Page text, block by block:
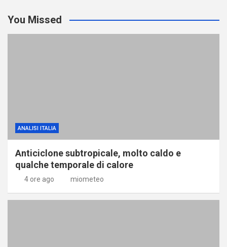
You Missed
ANALISI ITALIA
Anticiclone subtropicale, molto caldo e
qualche temporale di calore
4 ore ago miometeo